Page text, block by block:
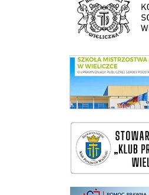
link do SMS Wieliczka
wieliczka-wieliczanie na bis
pomoc prawna wieliczka